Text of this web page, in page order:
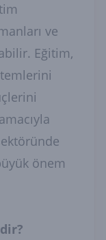
ve
Eğitim,
önem